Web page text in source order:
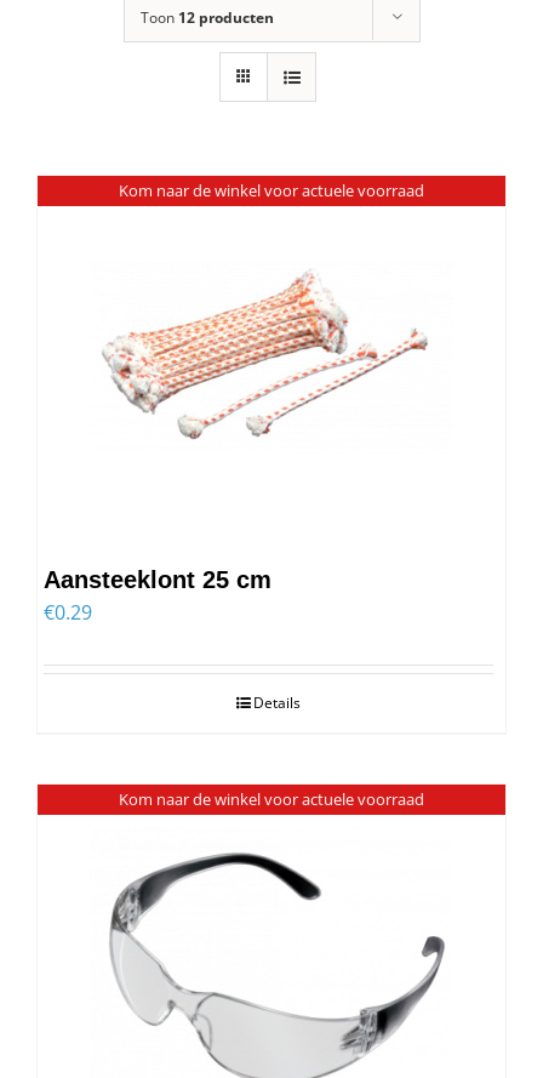
Toon 12 producten
Kom naar de winkel voor actuele voorraad
Aansteeklont 25 cm
€0.29
Details
Kom naar de winkel voor actuele voorraad